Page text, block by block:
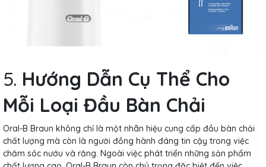
5. Hướng Dẫn Cụ Thể Cho
Mỗi Loại Đầu Bàn Chải
Oral-B Braun không chỉ là một nhãn hiệu cung cấp đầu bàn chải
chất lượng mà còn là người đồng hành đáng tin cậy trong việc
chăm sóc nướu và răng. Ngoài việc phát triển những sản phẩm